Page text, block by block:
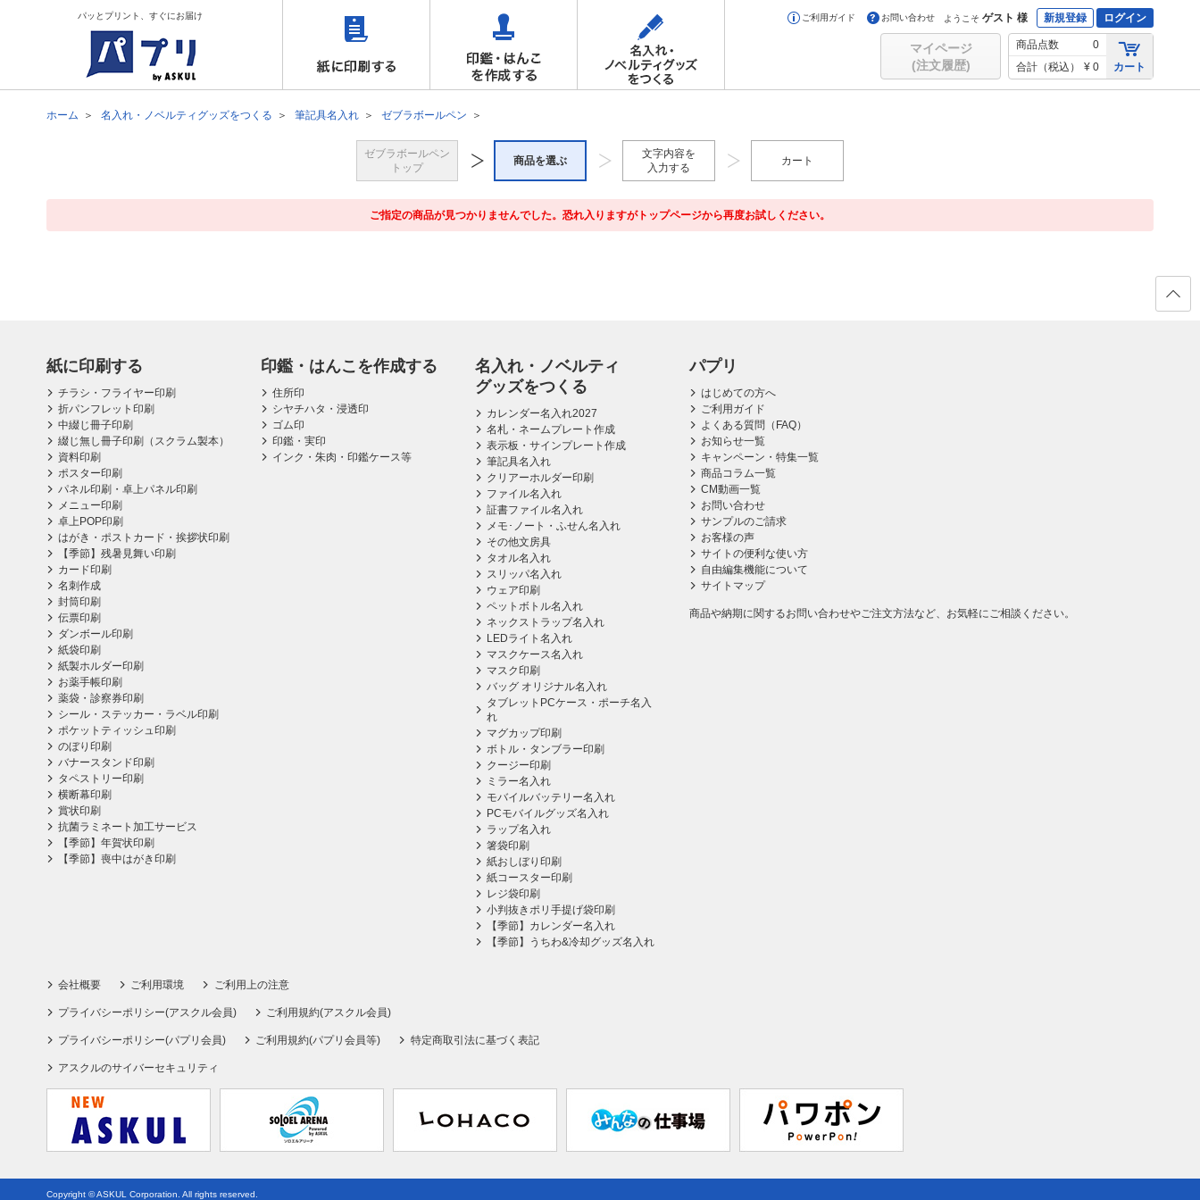
パッとプリント、すぐにお届け ご利用ガイド お問い合わせ ようこそ ゲスト 様 新規登録 ログイン
マイページ
(注文履歴)
商品点数
0
合計（税込）
¥ 0 カート
ホーム 名入れ・ノベルティグッズをつくる 筆記具名入れ ゼブラボールペン
ゼブラボールペン
トップ
商品を選ぶ
文字内容を
入力する
カート
ご指定の商品が見つかりませんでした。恐れ入りますがトップページから再度お試しください。
紙に印刷する
チラシ・フライヤー印刷
折パンフレット印刷
中綴じ冊子印刷
綴じ無し冊子印刷（スクラム製本）
資料印刷
ポスター印刷
パネル印刷・卓上パネル印刷
メニュー印刷
卓上POP印刷
はがき・ポストカード・挨拶状印刷
【季節】残暑見舞い印刷
カード印刷
名刺作成
封筒印刷
伝票印刷
ダンボール印刷
紙袋印刷
紙製ホルダー印刷
お薬手帳印刷
薬袋・診察券印刷
シール・ステッカー・ラベル印刷
ポケットティッシュ印刷
のぼり印刷
バナースタンド印刷
タペストリー印刷
横断幕印刷
賞状印刷
抗菌ラミネート加工サービス
【季節】年賀状印刷
【季節】喪中はがき印刷
印鑑・はんこを作成する
住所印
シヤチハタ・浸透印
ゴム印
印鑑・実印
インク・朱肉・印鑑ケース等
名入れ・ノベルティ
グッズをつくる
カレンダー名入れ2027
名札・ネームプレート作成
表示板・サインプレート作成
筆記具名入れ
クリアーホルダー印刷
ファイル名入れ
証書ファイル名入れ
メモ･ノート・ふせん名入れ
その他文房具
タオル名入れ
スリッパ名入れ
ウェア印刷
ペットボトル名入れ
ネックストラップ名入れ
LEDライト名入れ
マスクケース名入れ
マスク印刷
バッグ オリジナル名入れ
タブレットPCケース・ポーチ名入
れ
マグカップ印刷
ボトル・タンブラー印刷
クージー印刷
ミラー名入れ
モバイルバッテリー名入れ
PCモバイルグッズ名入れ
ラップ名入れ
箸袋印刷
紙おしぼり印刷
紙コースター印刷
レジ袋印刷
小判抜きポリ手提げ袋印刷
【季節】カレンダー名入れ
【季節】うちわ&冷却グッズ名入れ
パプリ
はじめての方へ
ご利用ガイド
よくある質問（FAQ）
お知らせ一覧
キャンペーン・特集一覧
商品コラム一覧
CM動画一覧
お問い合わせ
サンプルのご請求
お客様の声
サイトの便利な使い方
自由編集機能について
サイトマップ
商品や納期に関するお問い合わせやご注文方法など、お気軽にご相談ください。
会社概要 ご利用環境 ご利用上の注意
プライバシーポリシー(アスクル会員) ご利用規約(アスクル会員)
プライバシーポリシー(パプリ会員) ご利用規約(パプリ会員等) 特定商取引法に基づく表記
アスクルのサイバーセキュリティ
Copyright © ASKUL Corporation. All rights reserved.